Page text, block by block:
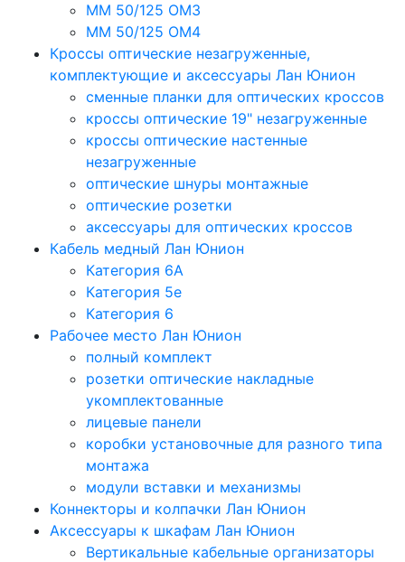
MM 50/125 OM3
MM 50/125 OM4
Кроссы оптические незагруженные,
комплектующие и аксессуары Лан Юнион
сменные планки для оптических кроссов
кроссы оптические 19" незагруженные
кроссы оптические настенные
незагруженные
оптические шнуры монтажные
оптические розетки
аксессуары для оптических кроссов
Кабель медный Лан Юнион
Категория 6A
Категория 5e
Категория 6
Рабочее место Лан Юнион
полный комплект
розетки оптические накладные
укомплектованные
лицевые панели
коробки установочные для разного типа
монтажа
модули вставки и механизмы
Коннекторы и колпачки Лан Юнион
Аксессуары к шкафам Лан Юнион
Вертикальные кабельные организаторы